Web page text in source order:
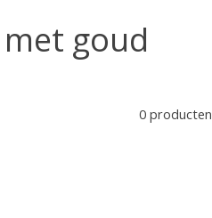
goud
0 producten